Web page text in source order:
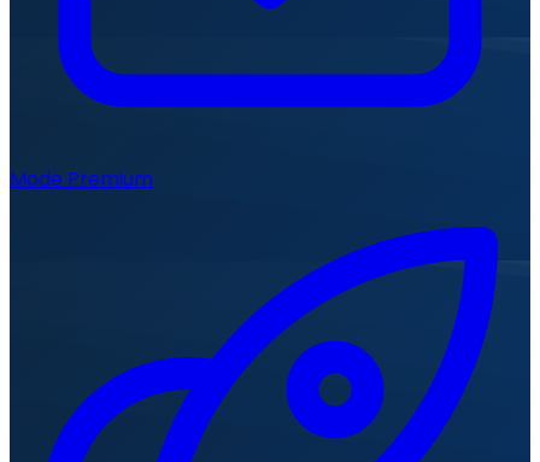
Mode Premium